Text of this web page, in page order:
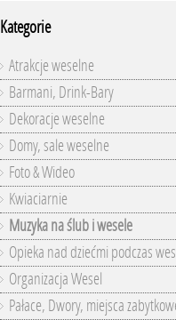
Kategorie
Atrakcje weselne
Barmani, Drink-Bary
Dekoracje weselne
Domy, sale weselne
Foto & Wideo
Kwiaciarnie
Muzyka na ślub i wesele
Opieka nad dziećmi podczas
Organizacja Wesel
Pałace, Dwory, miejsca